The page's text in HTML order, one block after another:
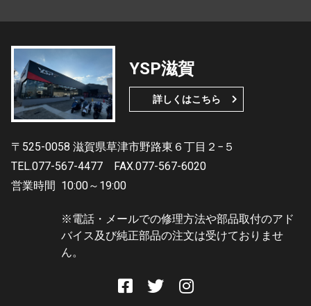
YSP滋賀
詳しくはこちら
〒525-0058 滋賀県草津市野路東６丁目２−５
TEL.077-567-4477
FAX.077-567-6020
営業時間 10:00～19:00
※電話・メールでの修理方法や部品取付のアド
バイス及び純正部品の注文は受けておりませ
ん。